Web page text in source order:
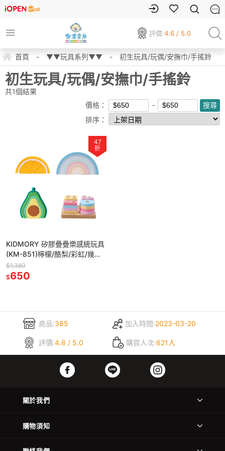
評價:4.6 / 5.0
首頁 - ▼▼玩具系列▼▼ - 初生玩具/玩偶/安撫巾/手搖鈴
初生玩具/玩偶/安撫巾/手搖鈴
共1個結果
價格：
排序：
47
折
KIDMORY 矽膠疊疊樂感統玩具
(KM-851)檸檬/酪梨/彩虹/幾何
四款可選
$1,380
$650
商品:385 加入時間:2023-03-20
評價:4.6 / 5.0 購買人次:621人
關於我們
購物須知